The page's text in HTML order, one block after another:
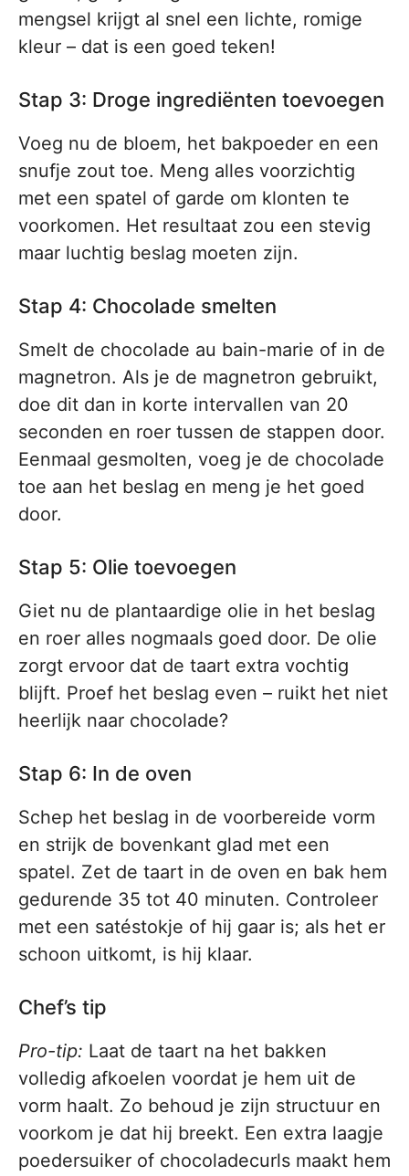
mengsel krijgt al snel een lichte, romige
kleur – dat is een goed teken!
Stap 3: Droge ingrediënten toevoegen
Voeg nu de bloem, het bakpoeder en een
snufje zout toe. Meng alles voorzichtig
met een spatel of garde om klonten te
voorkomen. Het resultaat zou een stevig
maar luchtig beslag moeten zijn.
Stap 4: Chocolade smelten
Smelt de chocolade au bain-marie of in de
magnetron. Als je de magnetron gebruikt,
doe dit dan in korte intervallen van 20
seconden en roer tussen de stappen door.
Eenmaal gesmolten, voeg je de chocolade
toe aan het beslag en meng je het goed
door.
Stap 5: Olie toevoegen
Giet nu de plantaardige olie in het beslag
en roer alles nogmaals goed door. De olie
zorgt ervoor dat de taart extra vochtig
blijft. Proef het beslag even – ruikt het niet
heerlijk naar chocolade?
Stap 6: In de oven
Schep het beslag in de voorbereide vorm
en strijk de bovenkant glad met een
spatel. Zet de taart in de oven en bak hem
gedurende 35 tot 40 minuten. Controleer
met een satéstokje of hij gaar is; als het er
schoon uitkomt, is hij klaar.
Chef’s tip
Pro-tip: Laat de taart na het bakken
volledig afkoelen voordat je hem uit de
vorm haalt. Zo behoud je zijn structuur en
voorkom je dat hij breekt. Een extra laagje
poedersuiker of chocoladecurls maakt hem